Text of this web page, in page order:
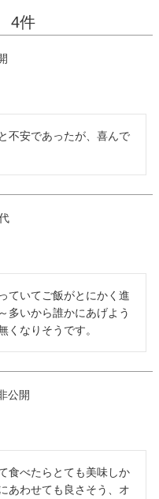
4
不安であったが、喜んで
ていてご飯がとにかく進
多いから誰かにあげよう
くなりそうです。
公開
食べたらとても美味しか
あわせても良さそう、オ